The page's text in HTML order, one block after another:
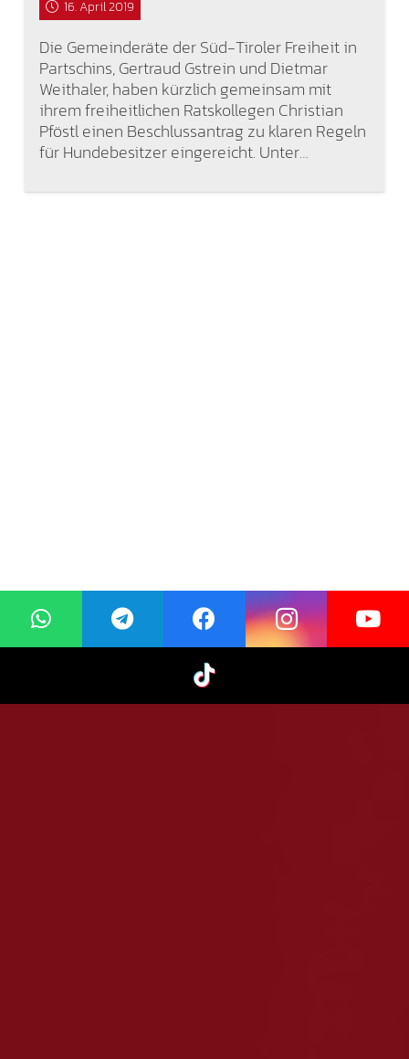
16. April 2019
Die Gemeinderäte der Süd-Tiroler Freiheit in
Partschins, Gertraud Gstrein und Dietmar
Weithaler, haben kürzlich gemeinsam mit
ihrem freiheitlichen Ratskollegen Christian
Pföstl einen Beschlussantrag zu klaren Regeln
für Hundebesitzer eingereicht. Unter…